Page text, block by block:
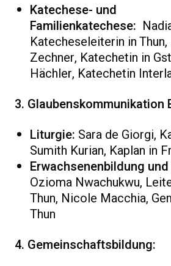
Katechese- und
Familienkatechese:
Katecheseleiterin in
Zechner, Katechetin in
Hächler, Katechetin
3. Glaubenskommunikation
Liturgie: Sara de Giorgi,
Sumith Kurian, Kaplan in
Erwachsenenbildung
Ozioma Nwachukwu,
Thun, Nicole Macchia,
Thun
4. Gemeinschaftsbildung: